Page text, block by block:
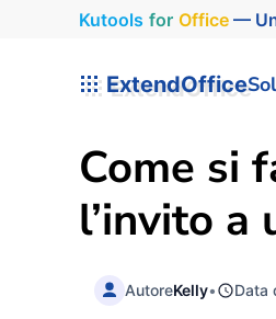
Kutools for Office—
ExtendOffice
Come si
l’invito a
AutoreKelly• Data